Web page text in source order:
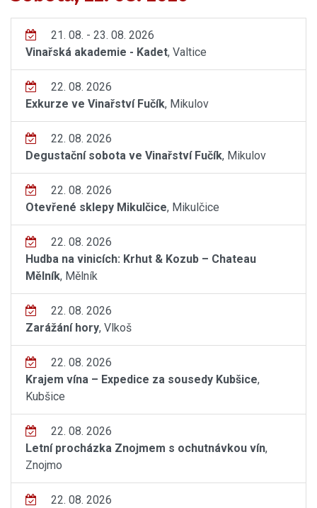
21. 08. - 23. 08. 2026
Vinařská akademie - Kadet, Valtice
22. 08. 2026
Exkurze ve Vinařství Fučík, Mikulov
22. 08. 2026
Degustační sobota ve Vinařství Fučík, Mikulov
22. 08. 2026
Otevřené sklepy Mikulčice, Mikulčice
22. 08. 2026
Hudba na vinicích: Krhut & Kozub – Chateau
Mělník, Mělník
22. 08. 2026
Zarážání hory, Vlkoš
22. 08. 2026
Krajem vína – Expedice za sousedy Kubšice,
Kubšice
22. 08. 2026
Letní procházka Znojmem s ochutnávkou vín,
Znojmo
22. 08. 2026